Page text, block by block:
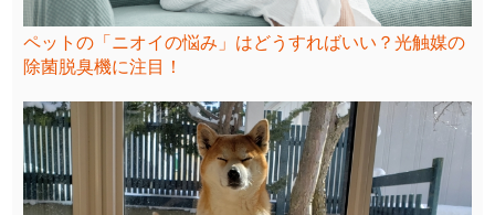
ペットの「ニオイの悩み」はどうすればいい？光触媒の
除菌脱臭機に注目！